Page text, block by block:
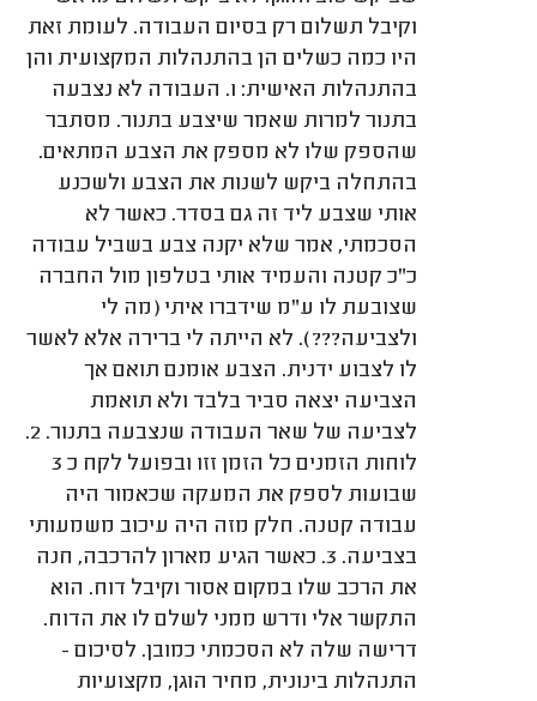
וקיבל תשלום רק בסיום העבודה. לעומת זאת
היו כמה כשלים הן בהתנהלות המקצועית והן
בהתנהלות האישית: 1. העבודה לא נצבעה
בתנור למרות שאמר שיצבע בתנור. מסתבר
שהספק שלו לא מספק את הצבע המתאים.
בהתחלה ביקש לשנות את הצבע ולשכנע
אותי שצבע ליד זה גם בסדר. כאשר לא
הסכמתי, אמר שלא יקנה צבע בשביל עבודה
כ"כ קטנה והעמיד אותי בטלפון מול החברה
שצובעת לו ע"מ שידברו איתי (מה לי
ולצביעה???). לא הייתה לי ברירה אלא לאשר
לו לצבוע ידנית. הצבע אומנם תואם אך
הצביעה יצאה סביר בלבד ולא תואמת
לצביעה של שאר העבודה שנצבעה בתנור. 2.
לוחות הזמנים כל הזמן זזו ובפועל לקח כ 3
שבועות לספק את המעקה שכאמור היה
עבודה קטנה. חלק מזה היה עיכוב משמעותי
בצביעה. 3. כאשר הגיע מארון להרכבה, חנה
את הרכב שלו במקום אסור וקיבל דוח. הוא
התקשר אלי ודרש ממני לשלם לו את הדוח.
דרישה שלה לא הסכמתי כמובן. לסיכום -
התנהלות בינונית, מחיר הוגן, מקצועיות